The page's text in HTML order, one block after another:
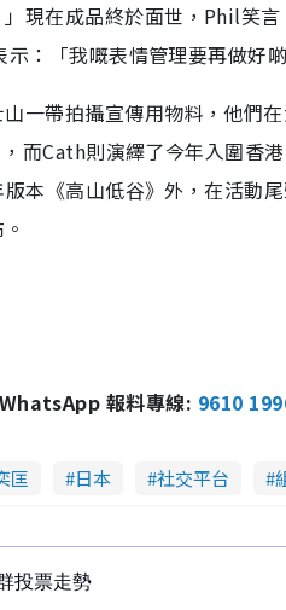
現在成品終於面世，Phil笑
：「我嘅表情管理要再做好啲
一帶拍攝宣傳用物料，他們
而Cath則演繹了今年入圍香
本《高山低谷》外，在活動
報料專線: 9610
匡 日本 社交平台